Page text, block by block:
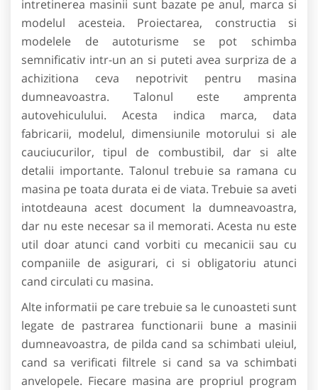
intretinerea masinii sunt bazate pe anul, marca si
modelul acesteia. Proiectarea, constructia si
modelele de autoturisme se pot schimba
semnificativ intr-un an si puteti avea surpriza de a
achizitiona ceva nepotrivit pentru masina
dumneavoastra. Talonul este amprenta
autovehiculului. Acesta indica marca, data
fabricarii, modelul, dimensiunile motorului si ale
cauciucurilor, tipul de combustibil, dar si alte
detalii importante. Talonul trebuie sa ramana cu
masina pe toata durata ei de viata. Trebuie sa aveti
intotdeauna acest document la dumneavoastra,
dar nu este necesar sa il memorati. Acesta nu este
util doar atunci cand vorbiti cu mecanicii sau cu
companiile de asigurari, ci si obligatoriu atunci
cand circulati cu masina.
Alte informatii pe care trebuie sa le cunoasteti sunt
legate de pastrarea functionarii bune a masinii
dumneavoastra, de pilda cand sa schimbati uleiul,
cand sa verificati filtrele si cand sa va schimbati
anvelopele. Fiecare masina are propriul program